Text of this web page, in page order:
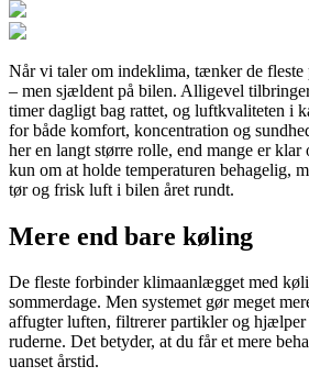
Når vi taler om indeklima, tænker de fleste
– men sjældent på bilen. Alligevel
timer dagligt bag rattet, og luftkvaliteten i
for både komfort, koncentration og
her en langt større rolle, end mange er
kun om at holde temperaturen behagelig,
tør og frisk luft i bilen året rundt.
Mere end bare køling
De fleste forbinder klimaanlægget med
sommerdage. Men systemet gør meget
affugter luften, filtrerer partikler og hjælper
ruderne. Det betyder, at du får et mere
uanset årstid.